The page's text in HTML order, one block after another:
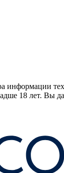
информации
18 лет. Вы